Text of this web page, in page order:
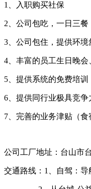
1、入职购买社保
2、公司包吃，一日三餐
3、公司包住，提供环
4、丰富的员工生日晚
5、提供系统的免费培
6、提供同行业极具竞
7、完善的业务津贴（
公司工厂地址：台山市
交通路线：1、自驾：